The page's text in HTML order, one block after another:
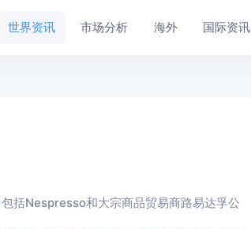
世界资讯 市场分析 海外 国际资讯
括Nespresso和大宗商品贸易商路易达孚公